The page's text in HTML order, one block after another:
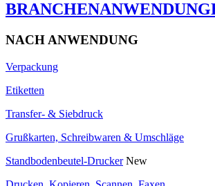
NACH ANWENDUNG
Verpackung
Etiketten
Transfer- & Siebdruck
Grußkarten, Schreibwaren & Umschläge
Standbodenbeutel-Drucker New